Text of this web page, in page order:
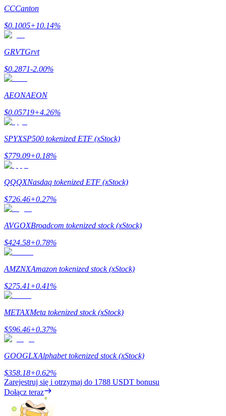
Bitruści Partnerzy
Afiliaci Bitrue
Aż do 65% prowizji!
Polecaj
Zaproś przyjaciela, aby otrzymać nagrody pieniężne
BTC Welcome Rewards
CCCanton
$0.1005+10.14%
GRVTGrvt
$0.2871-2.00%
AEONAEON
$0.05719+4.26%
SPYXSP500 tokenized ETF (xStock)
$779.09+0.18%
QQQXNasdaq tokenized ETF (xStock)
$726.46+0.27%
AVGOXBroadcom tokenized stock (xStock)
$424.58+0.78%
AMZNXAmazon tokenized stock (xStock)
$275.41+0.41%
METAXMeta tokenized stock (xStock)
$596.46+0.37%
GOOGLXAlphabet tokenized stock (xStock)
$358.18+0.62%
Zarejestruj się i otrzymaj do 1788 USDT bonusu
Dołącz teraz